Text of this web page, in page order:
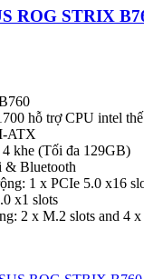
ROG STRIX
hỗ trợ CPU intel
ATX
khe (Tối đa 129GB)
& Bluetooth
1 x PCIe 5.0 x16
x1 slots
2 x M.2 slots and 4